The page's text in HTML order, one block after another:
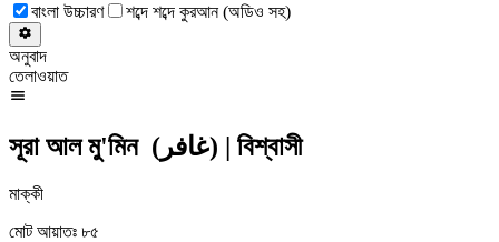
বাংলা উচ্চারণ শব্দে শব্দে কুরআন (অডিও সহ)
অনুবাদ
তেলাওয়াত
সূরা আল মু'মিন ( غافر) | বিশ্বাসী
মাক্কী
মোট আয়াতঃ ৮৫